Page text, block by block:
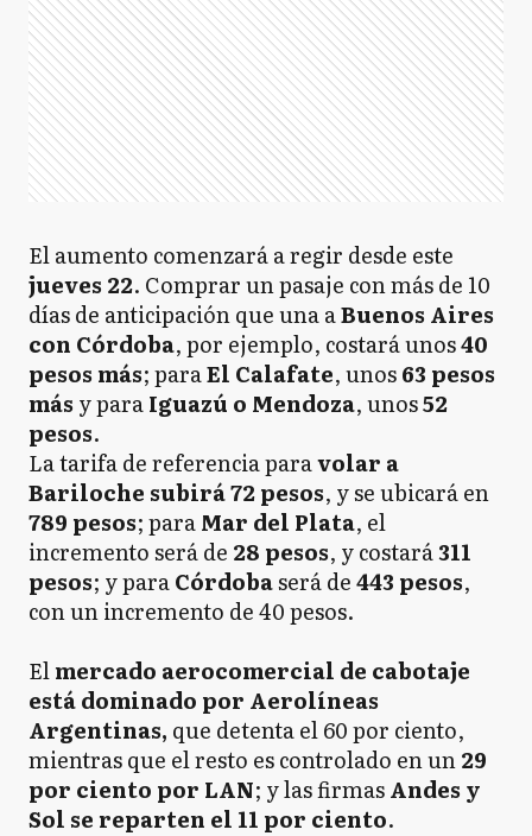
El aumento comenzará a regir desde este
jueves 22. Comprar un pasaje con más de 10
días de anticipación que una aBuenos Aires
con Córdoba, por ejemplo, costará unos40
pesos más; paraEl Calafate, unos63 pesos
más y paraIguazú o Mendoza, unos52
pesos.
La tarifa de referencia paravolar a
Bariloche subirá 72 pesos, y se ubicará en
789 pesos; paraMar del Plata, el
incremento será de 28 pesos, y costará311
pesos; y paraCórdobaserá de443 pesos,
con un incremento de 40 pesos.
Elmercado aerocomercial de cabotaje
está dominado por Aerolíneas
Argentinas, que detenta el 60 por ciento,
mientras que el resto es controlado en un29
por ciento por LAN; y las firmasAndes y
Sol se reparten el 11 por ciento.